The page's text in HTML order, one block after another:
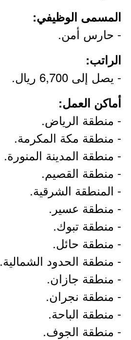
المسمى الوظيفي:
- حارس أمن.
الراتب:
- يصل إلى 6,700 ريال.
أماكن العمل:
- منطقة الرياض.
- منطقة مكة المكرمة.
- منطقة المدينة المنورة.
- منطقة القصيم.
- المنطقة الشرقية.
- منطقة عسير.
- منطقة تبوك.
- منطقة حائل.
- منطقة الحدود الشمالية.
- منطقة جازان.
- منطقة نجران.
- منطقة الباحة.
- منطقة الجوف.